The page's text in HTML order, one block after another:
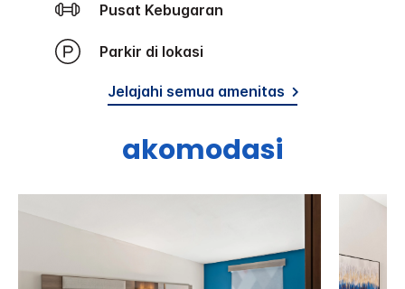
Pusat Kebugaran
Parkir di lokasi
Jelajahi semua amenitas
akomodasi